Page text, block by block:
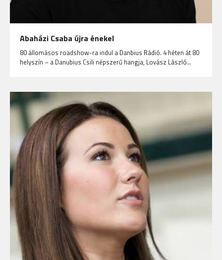
Abaházi Csaba újra énekel
80 állomásos roadshow-ra indul a Danbius Rádió. 4 héten át 80
helyszín – a Danubius Csili népszerű hangja, Lovász László…